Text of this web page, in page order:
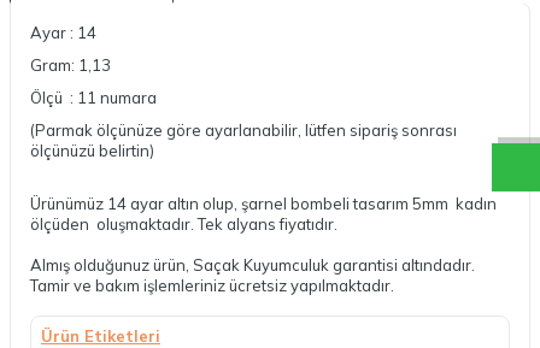
Ayar : 14
Gram: 1,13
Ölçü : 11 numara
(Parmak ölçünüze göre ayarlanabilir, lütfen sipariş sonrası
ölçünüzü belirtin)
Ürünümüz 14 ayar altın olup, şarnel bombeli tasarım 5mm kadın
ölçüden oluşmaktadır. Tek alyans fiyatıdır.
Almış olduğunuz ürün, Saçak Kuyumculuk garantisi altındadır.
Tamir ve bakım işlemleriniz ücretsiz yapılmaktadır.
Ürün Etiketleri